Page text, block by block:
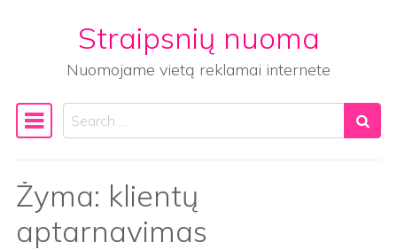
Straipsnių nuoma
Nuomojame vietą reklamai internete
Main Navigation
Search
Žyma: klientų
aptarnavimas